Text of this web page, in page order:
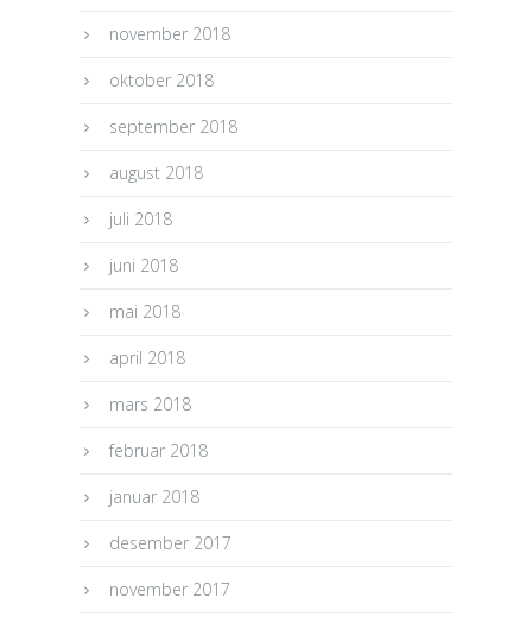
november 2018
oktober 2018
september 2018
august 2018
juli 2018
juni 2018
mai 2018
april 2018
mars 2018
februar 2018
januar 2018
desember 2017
november 2017